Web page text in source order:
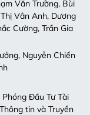
Văn Trường, Bùi
Vân Anh, Dương
Cường, Trần Gia
Nguyễn Chiến
Đầu Tư Tài
tin và Truyền